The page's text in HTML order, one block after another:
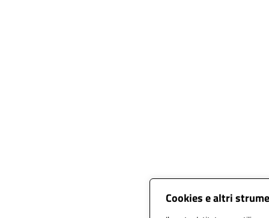
Cookies e altri